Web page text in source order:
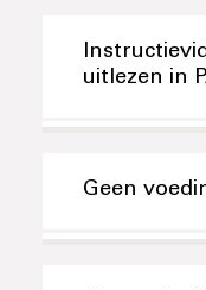
uitlezen in
Geen